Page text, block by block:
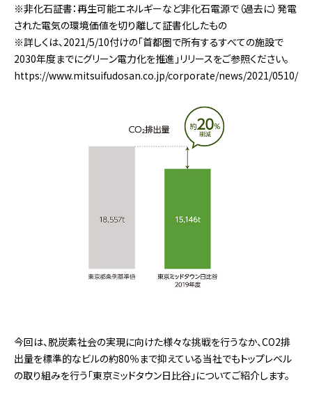
※非化石証書：再生可能エネルギーなど非化石電源で（過去に）発電
された電気の環境価値を切り離して証書化したもの
※詳しくは、2021/5/10付けの「首都圏で所有するすべての施設で
2030年度までにグリーン電力化を推進」リリースをご参照ください。
https://www.mitsuifudosan.co.jp/corporate/news/2021/0510/
今回は、脱炭素社会の実現に向けた様々な挑戦を行うなか、CO2排
出量を標準的なビルの約80％まで抑えている当社でもトップレベル
の取り組みを行う「東京ミッドタウン日比谷」についてご紹介します。